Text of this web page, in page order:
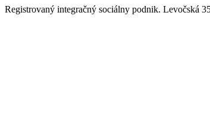
Registrovaný integračný sociálny podnik. Levočská